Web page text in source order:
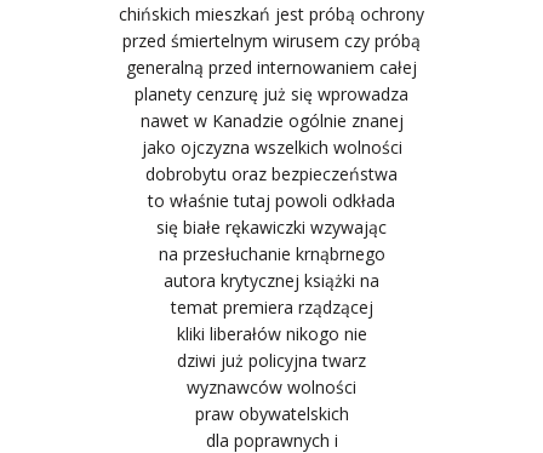
chińskich mieszkań jest próbą ochrony
przed śmiertelnym wirusem czy próbą
generalną przed internowaniem całej
planety cenzurę już się wprowadza
nawet w Kanadzie ogólnie znanej
jako ojczyzna wszelkich wolności
dobrobytu oraz bezpieczeństwa
to właśnie tutaj powoli odkłada
się białe rękawiczki wzywając
na przesłuchanie krnąbrnego
autora krytycznej książki na
temat premiera rządzącej
kliki liberałów nikogo nie
dziwi już policyjna twarz
wyznawców wolności
praw obywatelskich
dla poprawnych i